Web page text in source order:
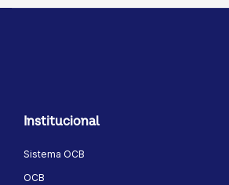
Institucional
Sistema OCB
OCB